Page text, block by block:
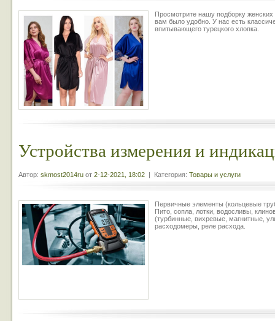
Просмотрите нашу подборку
вам было удобно. У нас есть
впитывающего турецкого хлопка.
Устройства измерения и
Автор: skmost2014ru от 2-12-2021, 18:02 | Категория: Товары и услуги
Первичные элементы (кольцевые
Пито, сопла, лотки, водосливы,
(турбинные, вихревые, магнитные,
расходомеры, реле расхода.